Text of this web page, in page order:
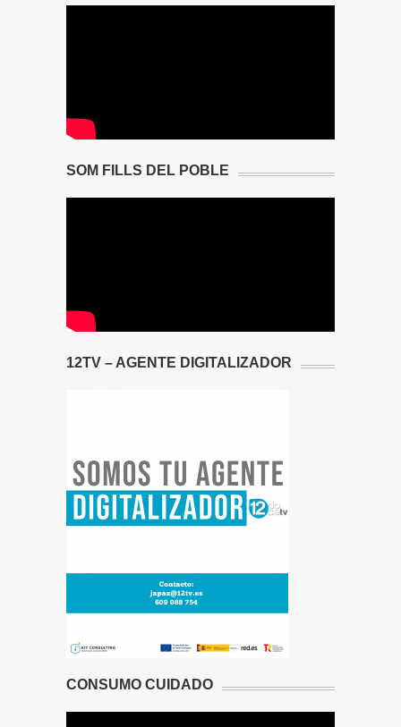
SOM FILLS DEL POBLE
12TV – AGENTE DIGITALIZADOR
CONSUMO CUIDADO